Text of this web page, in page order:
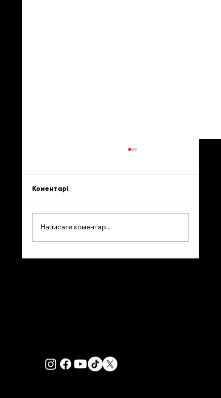
Коментарі
Написати коментар...